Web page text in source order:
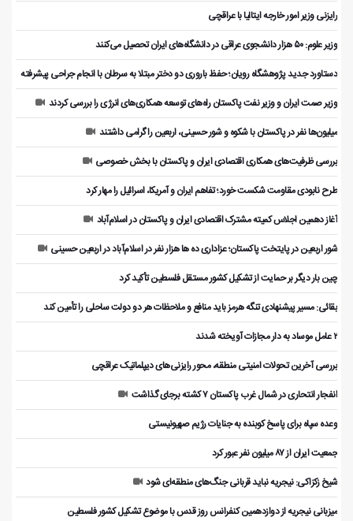
رایزنی وزیر امور خارجه ایتالیا با عراقچی
وزیر علوم: ۵۰ هزار دانشجوی عراقی در دانشگاه‌های ایران تحصیل می‌کنند
دستاورد جدید پژوهشگاه رویان؛ حفظ باروری دو دختر مبتلا به سرطان با انجام جراحی پیشرفته
وزیر صمت ایران و وزیر نفت پاکستان راه‌های توسعه همکاری‌های انرژی را بررسی کردند
میلیون‌ها نفر در پاکستان با شکوه و شور حسینی، اربعین را گرامی داشتند
بررسی ظرفیت‌های همکاری اقتصادی ایران و پاکستان با بخش خصوصی
طرح نابودی مقاومت شکست خورد؛ تفاهم ایران و آمریکا، اسرائیل را مهار کرد
آغاز دهمین اجلاس کمیته مشترک اقتصادی ایران و پاکستان در اسلام‌آباد
شور اربعین در پایتخت پاکستان؛ عزاداری ده ها هزار نفر در اسلام‌آباد در اربعین حسینی
چین بار دیگر بر حمایت از تشکیل کشور مستقل فلسطین تأکید کرد
بقائی: مسیر پیشنهادی تنگه هرمز باید منافع و ملاحظات هر دو دولت ساحلی را تأمین کند
۲ عامل موساد به دار مجازات آویخته شدند
بررسی آخرین تحولات امنیتی منطقه، محور رایزنی‌های دیپلماتیک عراقچی
انفجار انتحاری در شمال غرب پاکستان ۷ کشته برجای گذاشت
وعده سپاه برای پاسخ کوبنده به جنایات رژیم صهیونیستی
جمعیت ایران از ۸۷ میلیون نفر عبور کرد
شیخ زکزاکی: نیجریه نباید قربانی جنگ‌های منطقه‌ای شود
میزبانی نیجریه از دوازدهمین کنفرانس روز قدس با موضوع تشکیل کشور فلسطین